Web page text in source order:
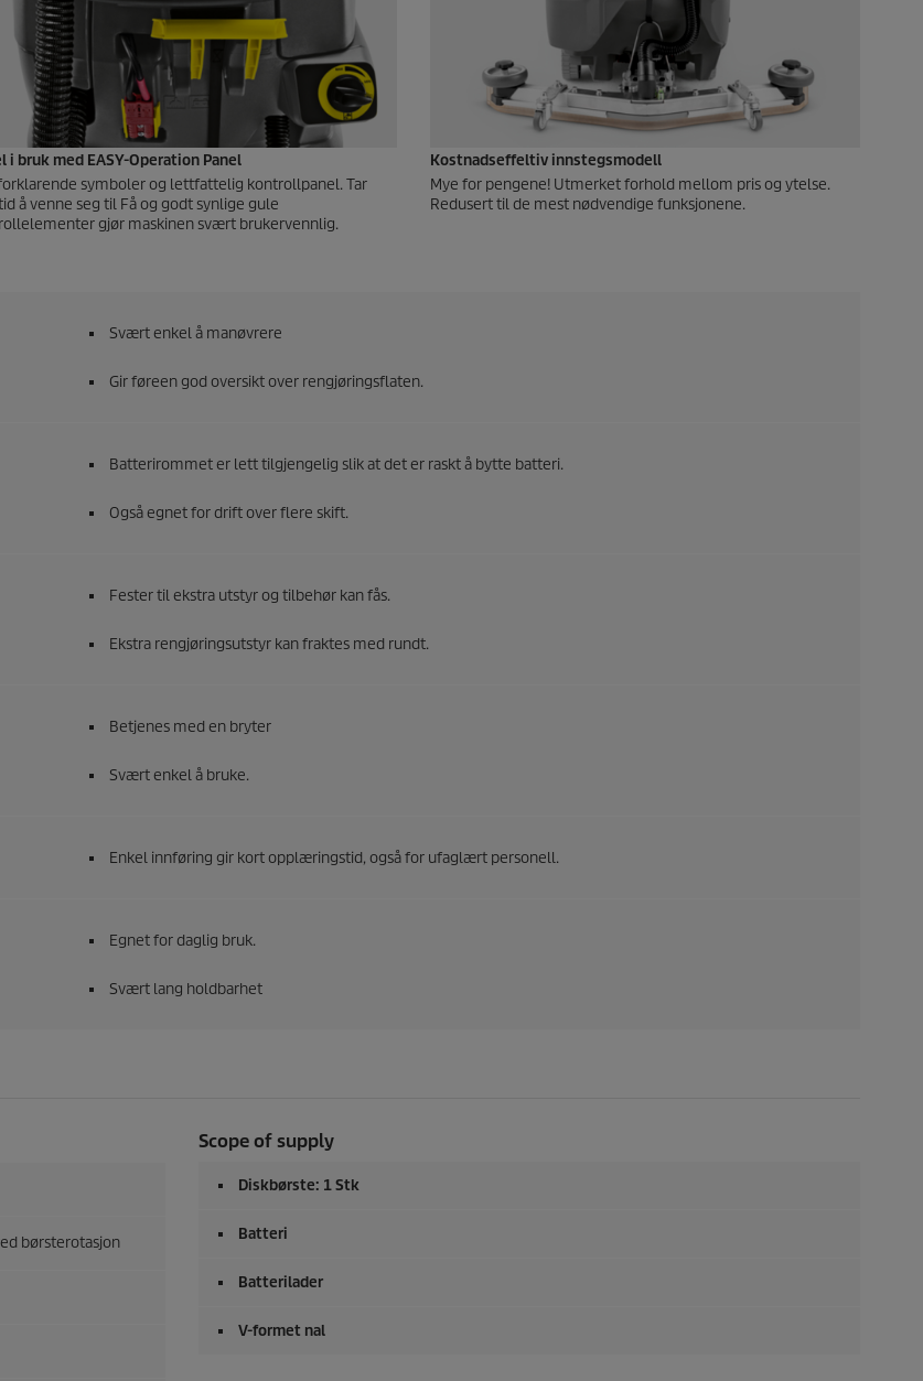
i bruk med EASY-Operation Panel
symboler og lettfattelig kontrollpanel. Tar
å venne seg til Få og godt synlige gule
gjør maskinen svært brukervennlig.
Kostnadseffeltiv innstegsmodell
Mye for pengene! Utmerket forhold mellom pris og ytelse.
Redusert til de mest nødvendige funksjonene.
Svært enkel å manøvrere
Gir føreen god oversikt over rengjøringsflaten.
Batterirommet er lett tilgjengelig slik at det er raskt å bytte batteri.
Også egnet for drift over flere skift.
Fester til ekstra utstyr og tilbehør kan fås.
Ekstra rengjøringsutstyr kan fraktes med rundt.
Betjenes med en bryter
Svært enkel å bruke.
Enkel innføring gir kort opplæringstid, også for ufaglært personell.
Egnet for daglig bruk.
Svært lang holdbarhet
børsterotasjon
Scope of supply
Diskbørste: 1 Stk
Batteri
Batterilader
V-formet nal